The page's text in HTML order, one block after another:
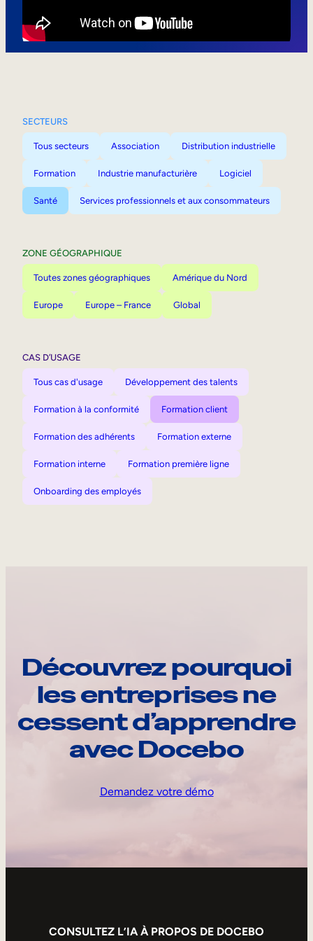
SECTEURS
Tous secteurs Association Distribution industrielle
Formation Industrie manufacturière Logiciel
Santé Services professionnels et aux consommateurs
ZONE GÉOGRAPHIQUE
Toutes zones géographiques Amérique du Nord
Europe Europe – France Global
CAS D’USAGE
Tous cas d'usage Développement des talents
Formation à la conformité Formation client
Formation des adhérents Formation externe
Formation interne Formation première ligne
Onboarding des employés
Découvrez pourquoi
les entreprises ne
cessent d’apprendre
avec Docebo
Demandez votre démo
CONSULTEZ L’IA À PROPOS DE DOCEBO